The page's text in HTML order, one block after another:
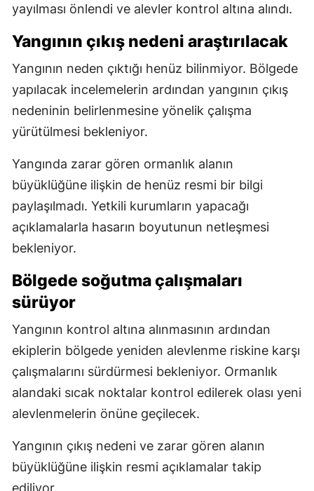
yayılması önlendi ve alevler kontrol altına alındı.
Yangının çıkış nedeni araştırılacak
Yangının neden çıktığı henüz bilinmiyor. Bölgede
yapılacak incelemelerin ardından yangının çıkış
nedeninin belirlenmesine yönelik çalışma
yürütülmesi bekleniyor.
Yangında zarar gören ormanlık alanın
büyüklüğüne ilişkin de henüz resmi bir bilgi
paylaşılmadı. Yetkili kurumların yapacağı
açıklamalarla hasarın boyutunun netleşmesi
bekleniyor.
Bölgede soğutma çalışmaları
sürüyor
Yangının kontrol altına alınmasının ardından
ekiplerin bölgede yeniden alevlenme riskine karşı
çalışmalarını sürdürmesi bekleniyor. Ormanlık
alandaki sıcak noktalar kontrol edilerek olası yeni
alevlenmelerin önüne geçilecek.
Yangının çıkış nedeni ve zarar gören alanın
büyüklüğüne ilişkin resmi açıklamalar takip
ediliyor.